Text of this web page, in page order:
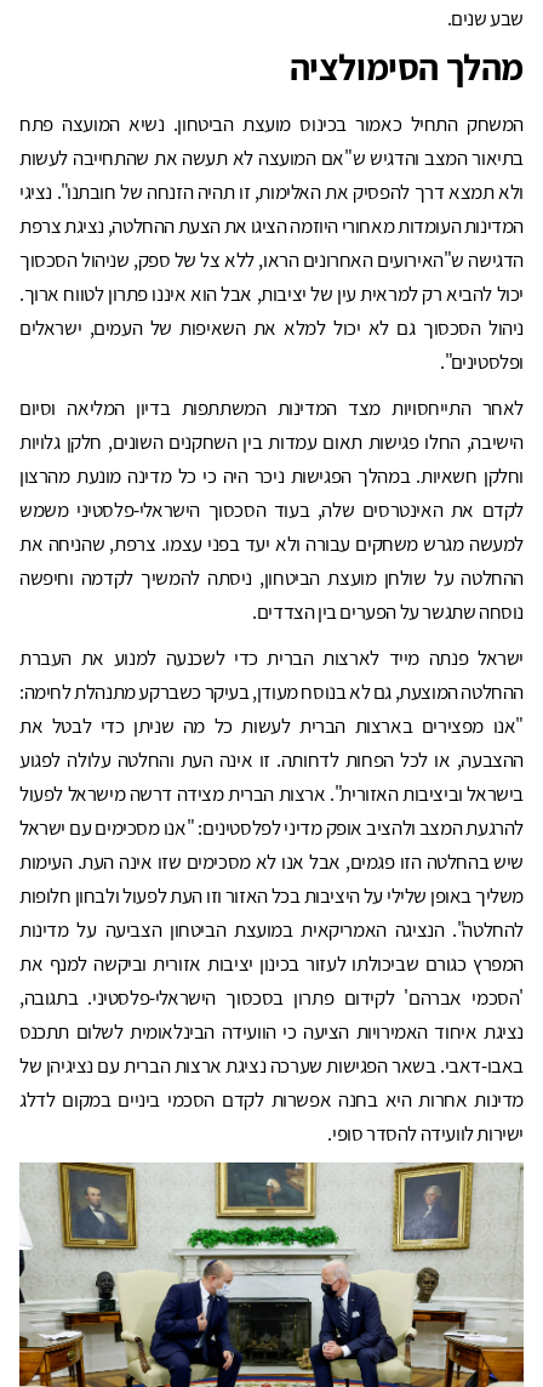
שבע שנים.
מהלך הסימולציה
המשחק התחיל כאמור בכינוס מועצת הביטחון. נשיא המועצה פתח
בתיאור המצב והדגיש ש"אם המועצה לא תעשה את שהתחייבה לעשות
ולא תמצא דרך להפסיק את האלימות, זו תהיה הזנחה של חובתנו". נציגי
המדינות העומדות מאחורי היוזמה הציגו את הצעת ההחלטה, נציגת צרפת
הדגישה ש"האירועים האחרונים הראו, ללא צל של ספק, שניהול הסכסוך
יכול להביא רק למראית עין של יציבות, אבל הוא איננו פתרון לטווח ארוך.
ניהול הסכסוך גם לא יכול למלא את השאיפות של העמים, ישראלים
ופלסטינים".
לאחר התייחסויות מצד המדינות המשתתפות בדיון המליאה וסיום
הישיבה, החלו פגישות תאום עמדות בין השחקנים השונים, חלקן גלויות
וחלקן חשאיות. במהלך הפגישות ניכר היה כי כל מדינה מונעת מהרצון
לקדם את האינטרסים שלה, בעוד הסכסוך הישראלי-פלסטיני משמש
למעשה מגרש משחקים עבורה ולא יעד בפני עצמו. צרפת, שהניחה את
ההחלטה על שולחן מועצת הביטחון, ניסתה להמשיך לקדמה וחיפשה
נוסחה שתגשר על הפערים בין הצדדים.
ישראל פנתה מייד לארצות הברית כדי לשכנעה למנוע את העברת
ההחלטה המוצעת, גם לא בנוסח מעודן, בעיקר כשברקע מתנהלת לחימה:
"אנו מפצירים בארצות הברית לעשות כל מה שניתן כדי לבטל את
ההצבעה, או לכל הפחות לדחותה. זו אינה העת והחלטה עלולה לפגוע
בישראל וביציבות האזורית". ארצות הברית מצידה דרשה מישראל לפעול
להרגעת המצב ולהציב אופק מדיני לפלסטינים: "אנו מסכימים עם ישראל
שיש בהחלטה הזו פגמים, אבל אנו לא מסכימים שזו אינה העת. העימות
משליך באופן שלילי על היציבות בכל האזור וזו העת לפעול ולבחון חלופות
להחלטה". הנציגה האמריקאית במועצת הביטחון הצביעה על מדינות
המפרץ כגורם שביכולתו לעזור בכינון יציבות אזורית וביקשה למנף את
'הסכמי אברהם' לקידום פתרון בסכסוך הישראלי-פלסטיני. בתגובה,
נציגת איחוד האמירויות הציעה כי הוועידה הבינלאומית לשלום תתכנס
באבו-דאבי. בשאר הפגישות שערכה נציגת ארצות הברית עם נציגיהן של
מדינות אחרות היא בחנה אפשרות לקדם הסכמי ביניים במקום לדלג
ישירות לוועידה להסדר סופי.